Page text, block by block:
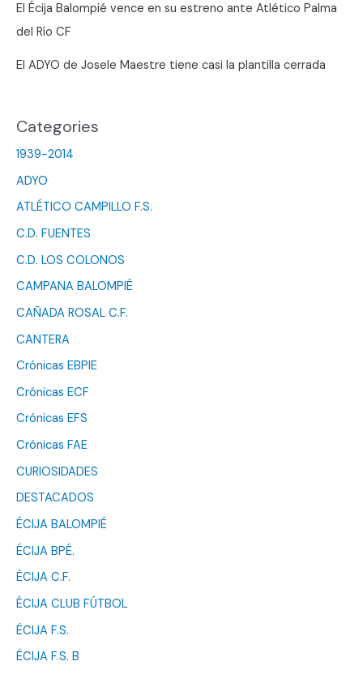
El Écija Balompié vence en su estreno ante Atlético Palma
del Río CF
El ADYO de Josele Maestre tiene casi la plantilla cerrada
Categories
1939-2014
ADYO
ATLÉTICO CAMPILLO F.S.
C.D. FUENTES
C.D. LOS COLONOS
CAMPANA BALOMPIÉ
CAÑADA ROSAL C.F.
CANTERA
Crónicas EBPIE
Crónicas ECF
Crónicas EFS
Crónicas FAE
CURIOSIDADES
DESTACADOS
ÉCIJA BALOMPIÉ
ÉCIJA BPÉ.
ÉCIJA C.F.
ÉCIJA CLUB FÚTBOL
ÉCIJA F.S.
ÉCIJA F.S. B